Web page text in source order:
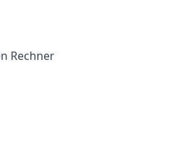
Rechner